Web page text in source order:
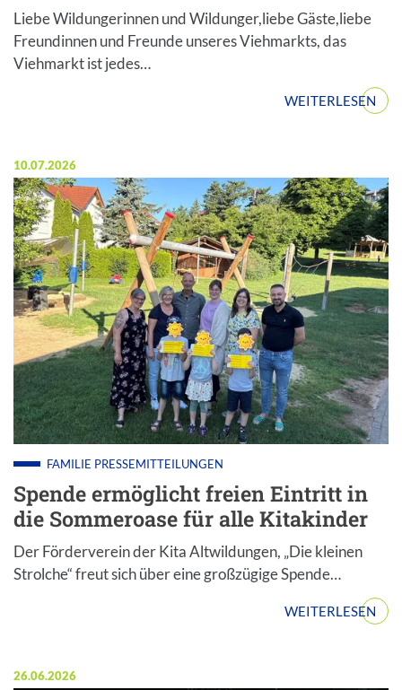
Liebe Wildungerinnen und Wildunger,liebe Gäste,liebe
Freundinnen und Freunde unseres Viehmarkts, das
Viehmarkt ist jedes…
WEITERLESEN
Veröffentlicht am:
10.07.2026
Spende ermöglicht freien Eintritt in
die Sommeroase für alle Kitakinder
FAMILIE PRESSEMITTEILUNGEN
Der Förderverein der Kita Altwildungen, „Die kleinen
Strolche“ freut sich über eine großzügige Spende…
WEITERLESEN
Veröffentlicht am:
26.06.2026